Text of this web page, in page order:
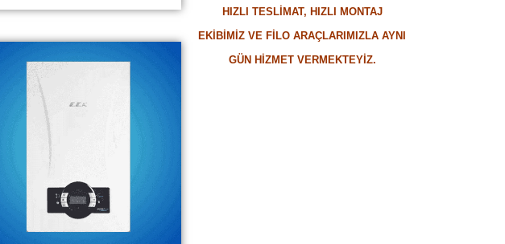
HIZLI TESLİMAT, HIZLI MONTAJ
EKİBİMİZ VE FİLO ARAÇLARIMIZLA AYNI
GÜN HİZMET VERMEKTEYİZ.